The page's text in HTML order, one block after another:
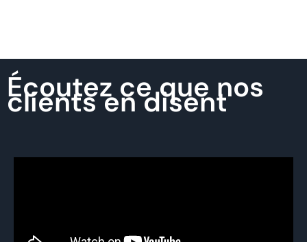
Écoutez ce que nos
clients en disent